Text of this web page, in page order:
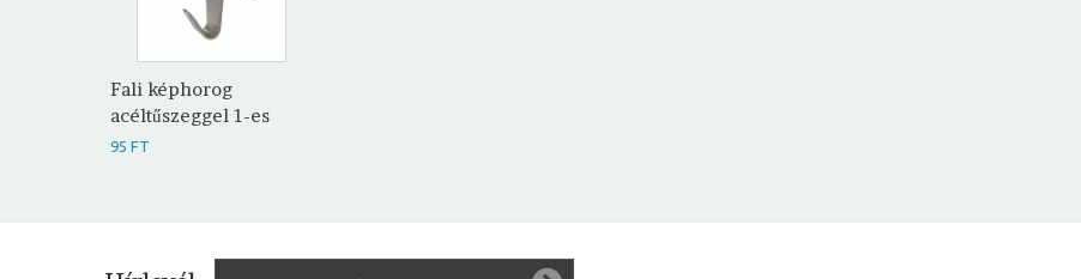
Fali képhorog
acéltűszeggel 1-es
95 FT